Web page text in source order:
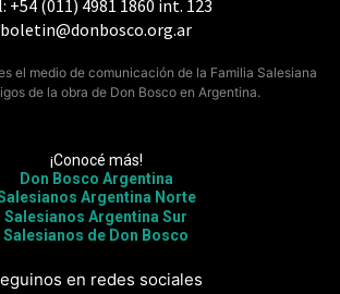
+54 (011) 4981 1860 int. 123
boletin@donbosco.org.ar
el medio de comunicación de la Familia Salesiana
de la obra de Don Bosco en Argentina.
¡Conocé más!
Don Bosco Argentina
Argentina Norte
Salesianos Argentina Sur
Salesianos de Don Bosco
en redes sociales